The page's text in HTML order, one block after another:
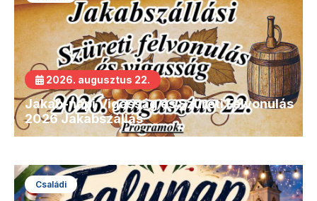
2026. augusztus 22.
Jakab-napi Vigasság és Szüreti Felvonulás
2026 Jakabszállás
Családi